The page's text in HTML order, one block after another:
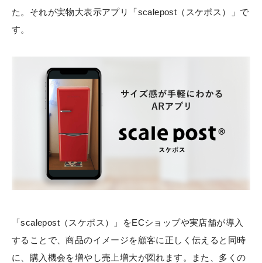
た。それが実物大表示アプリ「scalepost（スケポス）」で
す。
「scalepost（スケポス）」をECショップや実店舗が導入
することで、商品のイメージを顧客に正しく伝えると同時
に、購入機会を増やし売上増大が図れます。また、多くの